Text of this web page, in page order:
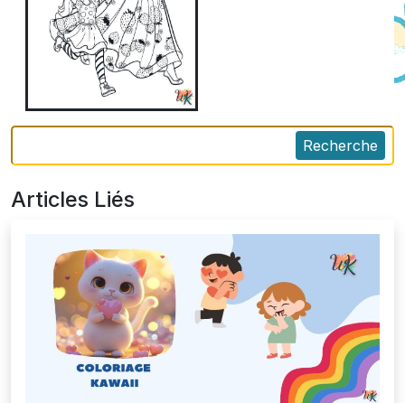
Recherche
Articles Liés